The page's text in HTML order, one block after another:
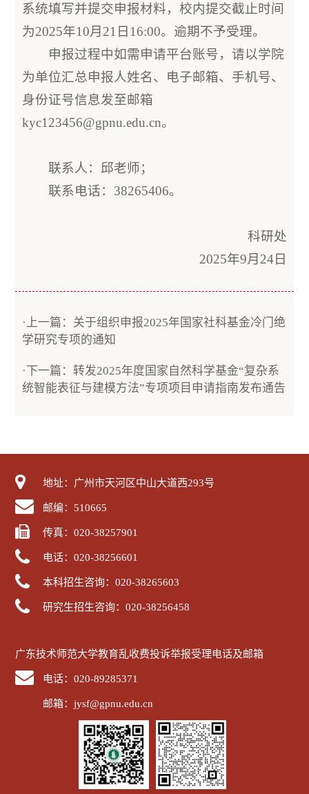
系统填写并提交申报材料，校内提交截止时间
为2025年10月21日16:00。逾期不予受理。
申报过程中如需申请平台账号，请以学院
为单位汇总申报人姓名、电子邮箱、手机号、
身份证号信息发至邮箱
kyc123456@gpnu.edu.cn。
联系人：邱老师；
联系电话：38265406。
科研处
2025年9月24日
·上一篇：关于组织申报2025年国家社科基金冷门绝
学研究专项的通知
·下一篇：转发2025年度国家自然科学基金“复杂系
统智能表征与建模方法”专项项目申请指南发布通告
地址：广州市天河区中山大道西293号
邮编：510665
传真：020-38257901
电话：020-38256601
本科招生咨询：020-38265603
研究生招生咨询：020-38256458
广东技术师范大学教育乱收费投诉举报受理电话及邮箱
电话：020-89285371
邮箱：jysf@gpnu.edu.cn